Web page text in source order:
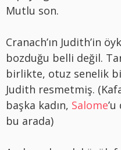
Mutlu son.
Cranach’ın Judith’in
bozduğu belli değil.
birlikte, otuz senelik
Judith resmetmiş.
başka kadın, Salome
bu arada)